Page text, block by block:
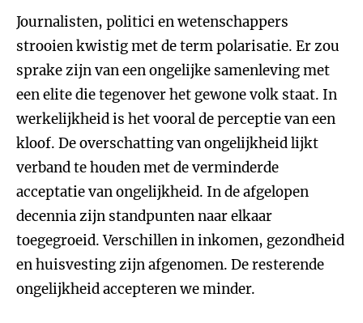
Journalisten, politici en wetenschappers
strooien kwistig met de term polarisatie. Er zou
sprake zijn van een ongelijke samenleving met
een elite die tegenover het gewone volk staat. In
werkelijkheid is het vooral de perceptie van een
kloof. De overschatting van ongelijkheid lijkt
verband te houden met de verminderde
acceptatie van ongelijkheid. In de afgelopen
decennia zijn standpunten naar elkaar
toegegroeid. Verschillen in inkomen, gezondheid
en huisvesting zijn afgenomen. De resterende
ongelijkheid accepteren we minder.